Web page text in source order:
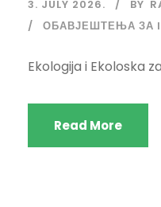
3. JULY 2026. BY
ОБАВЈЕШТЕЊА ЗА I
Ekologija i Ekoloska
Read More